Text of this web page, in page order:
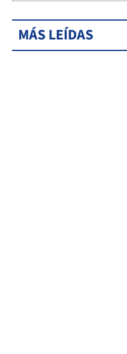
MÁS LEÍDAS